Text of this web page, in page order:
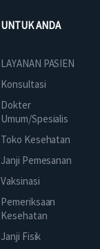
UNTUK ANDA
LAYANAN PASIEN
Konsultasi
Dokter
Umum/Spesialis
Toko Kesehatan
Janji Pemesanan
Vaksinasi
Pemeriksaan
Kesehatan
Janji Fisik